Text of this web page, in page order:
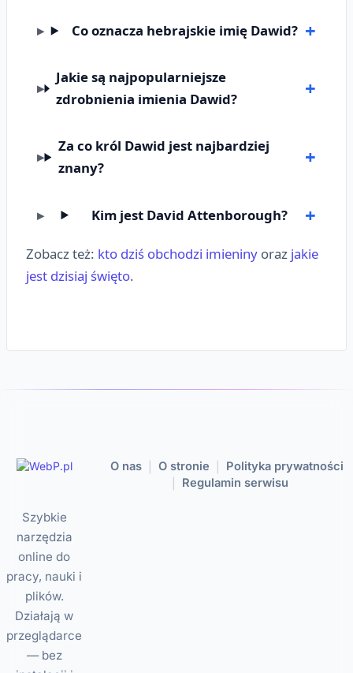
Co oznacza hebrajskie imię Dawid?
Jakie są najpopularniejsze
zdrobnienia imienia Dawid?
Za co król Dawid jest najbardziej
znany?
Kim jest David Attenborough?
Zobacz też: kto dziś obchodzi imieniny oraz jakie
jest dzisiaj święto.
Szybkie
narzędzia
online do
pracy, nauki i
plików.
Działają w
przeglądarce
— bez
O nas O stronie Polityka prywatności
Regulamin serwisu